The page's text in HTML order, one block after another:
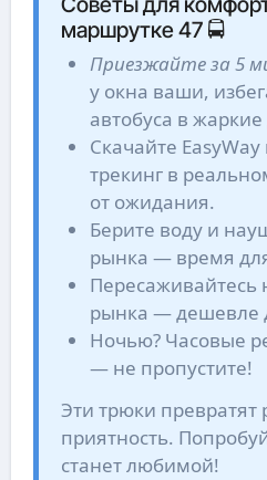
маршрутке 47 🚍
Приезжайте за 5
у окна ваши,
автобуса в
Скачайте
трекинг в
от ожидания.
Берите воду и
рынка — время
Пересаживайтесь
рынка — дешевле
Ночью? Часовые
— не пропустите!
Эти трюки превратят рутину в
приятность.
станет любимой!